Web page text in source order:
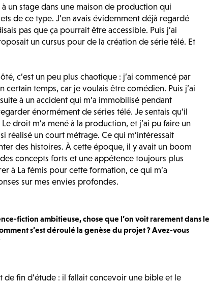
à un stage dans une maison de production qui
de ce type. J’en avais évidemment déjà regardé
pas que ça pourrait être accessible. Puis j’ai
un cursus pour de la création de série télé. Et
c’est un peu plus chaotique : j’ai commencé par
certain temps, car je voulais être comédien. Puis j’ai
à un accident qui m’a immobilisé pendant
énormément de séries télé. Je sentais qu’il
droit m’a mené à la production, et j’ai pu faire un
réalisé un court métrage. Ce qui m’intéressait
des histoires. À cette époque, il y avait un boom
concepts forts et une appétence toujours plus
à La fémis pour cette formation, ce qui m’a
sur mes envies profondes.
fiction ambitieuse, chose que l’on voit rarement dans le
s’est déroulé la genèse du projet ? Avez-vous
fin d’étude : il fallait concevoir une bible et le